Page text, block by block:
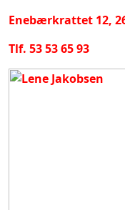
Enebærkrattet 12,
Tlf. 53 53 65 93